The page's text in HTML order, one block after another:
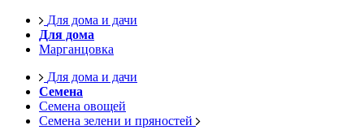
Для дома и дачи
Для дома
Марганцовка
Для дома и дачи
Семена
Семена овощей
Семена зелени и пряностей